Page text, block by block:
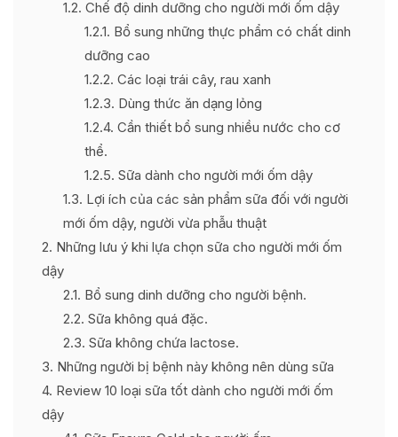
1.2 Chế độ dinh dưỡng cho người mới ốm dậy
1.2.1 Bổ sung những thực phẩm có chất dinh
dưỡng cao
1.2.2 Các loại trái cây, rau xanh
1.2.3 Dùng thức ăn dạng lỏng
1.2.4 Cần thiết bổ sung nhiều nước cho cơ
thể.
1.2.5 Sữa dành cho người mới ốm dậy
1.3 Lợi ích của các sản phẩm sữa đối với người
mới ốm dậy, người vừa phẫu thuật
2 Những lưu ý khi lựa chọn sữa cho người mới ốm
dậy
2.1 Bổ sung dinh dưỡng cho người bệnh.
2.2 Sữa không quá đặc.
2.3 Sữa không chứa lactose.
3 Những người bị bệnh này không nên dùng sữa
4 Review 10 loại sữa tốt dành cho người mới ốm
dậy